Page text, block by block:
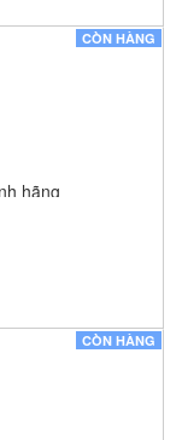
CÒN HÀNG
CÒN HÀNG